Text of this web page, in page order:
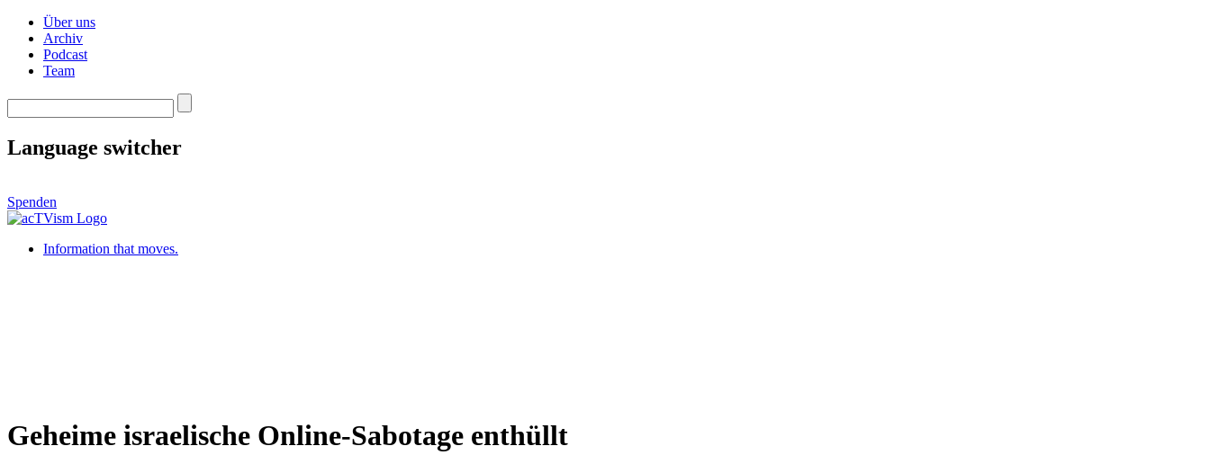
Über uns
Archiv
Podcast
Team
Language switcher
Spenden
Information that moves.
Geheime israelische Online-Sabotage enthüllt